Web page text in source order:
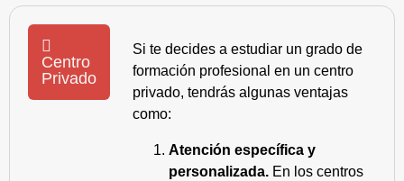
Centro
Privado
Si te decides a estudiar un grado de
formación profesional en un centro
privado, tendrás algunas ventajas
como:
Atención específica y
personalizada. En los centros